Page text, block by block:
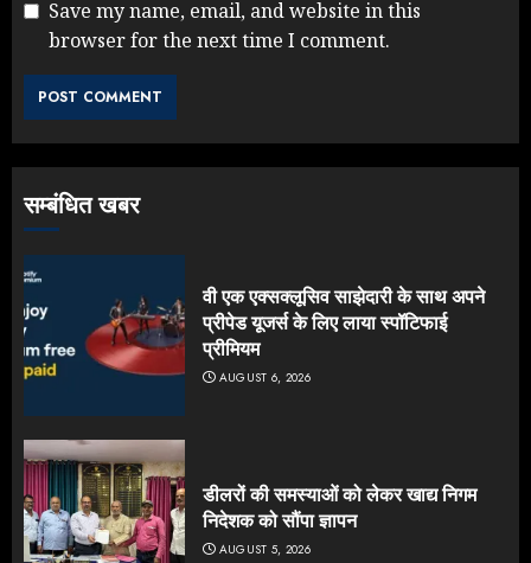
Save my name, email, and website in this
browser for the next time I comment.
सम्बंधित खबर
वी एक एक्सक्लूसिव साझेदारी के साथ अपने
प्रीपेड यूजर्स के लिए लाया स्पॉटिफाई
प्रीमियम
AUGUST 6, 2026
डीलरों की समस्याओं को लेकर खाद्य निगम
निदेशक को सौंपा ज्ञापन
AUGUST 5, 2026